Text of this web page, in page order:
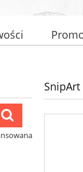
SnipArt